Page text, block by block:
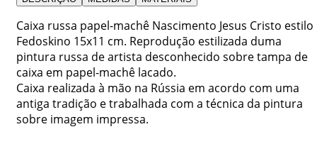
Caixa russa papel-machê Nascimento Jesus Cristo estilo
Fedoskino 15x11 cm. Reprodução estilizada duma
pintura russa de artista desconhecido sobre tampa de
caixa em papel-machê lacado.
Caixa realizada à mão na Rússia em acordo com uma
antiga tradição e trabalhada com a técnica da pintura
sobre imagem impressa.